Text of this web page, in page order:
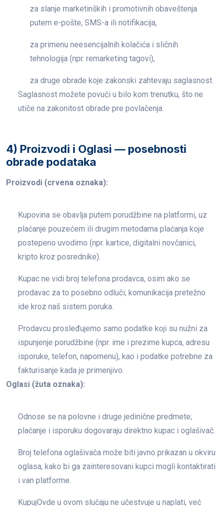
za slanje marketinških i promotivnih obaveštenja
putem e-pošte, SMS-a ili notifikacija,
za primenu neesencijalnih kolačića i sličnih
tehnologija (npr. remarketing tagovi),
za druge obrade koje zakonski zahtevaju saglasnost.
Saglasnost možete povući u bilo kom trenutku, što ne
utiče na zakonitost obrade pre povlačenja.
4) Proizvodi i Oglasi — posebnosti
obrade podataka
Proizvodi (crvena oznaka):
Kupovina se obavlja putem porudžbine na platformi, uz
plaćanje pouzećem ili drugim metodama plaćanja koje
postepeno uvodimo (npr. kartice, digitalni novčanici,
kripto kroz posrednike).
Kupac ne vidi broj telefona prodavca, osim ako se
prodavac za to posebno odluči; komunikacija pretežno
ide kroz naš sistem poruka.
Prodavcu prosleđujemo samo podatke koji su nužni za
ispunjenje porudžbine (npr. ime i prezime kupca, adresu
isporuke, telefon, napomenu), kao i podatke potrebne za
fakturisanje kada je primenjivo.
Oglasi (žuta oznaka):
Odnose se na polovne i druge jedinične predmete;
plaćanje i isporuku dogovaraju direktno kupac i oglašivač.
Broj telefona oglašivača može biti javno prikazan u okviru
oglasa, kako bi ga zainteresovani kupci mogli kontaktirati
i van platforme.
KupujOvde u ovom slučaju ne učestvuje u naplati, već